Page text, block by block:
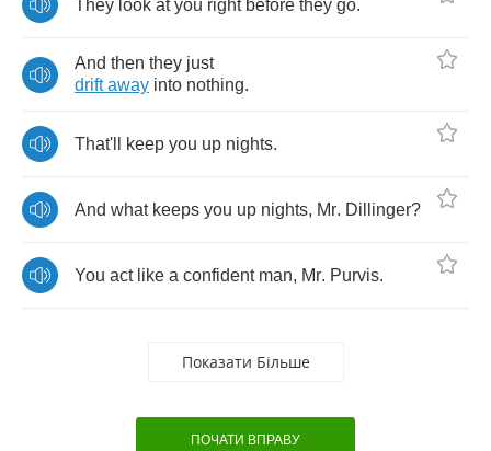
They look at you right before they go.
And then they just
drift away into nothing.
That'll keep you up nights.
And what keeps you up nights, Mr. Dillinger?
You act like a confident man, Mr. Purvis.
Показати Більше
ПОЧАТИ ВПРАВУ